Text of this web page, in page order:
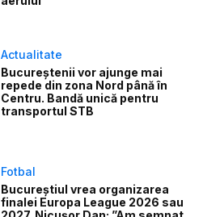
Actualitate
Bucureștenii vor ajunge mai
repede din zona Nord până în
Centru. Bandă unică pentru
transportul STB
Fotbal
Bucureștiul vrea organizarea
finalei Europa League 2026 sau